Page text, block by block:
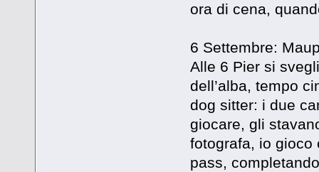
ora di cena,
6 Settembre:
Alle 6 Pier si
dell’alba, tempo
dog sitter: i due
giocare, gli
fotografa, io gioco
pass,